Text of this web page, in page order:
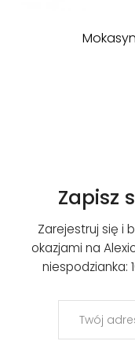
Zapisz
Zarejestruj się i
okazjami na
niespodzianka: